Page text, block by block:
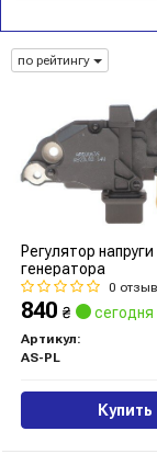
по рейтингу
Регулятор напруги
генератора
0
840 ₴ сегодня
Артикул:
AS-PL
Купить